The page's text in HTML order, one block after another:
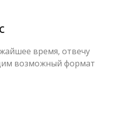
время, отвечу
возможный формат